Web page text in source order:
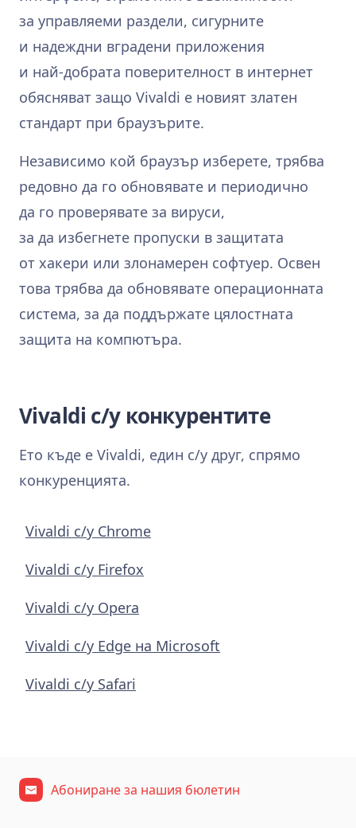
за управляеми раздели, сигурните
и надеждни вградени приложения
и най‑добрата поверителност в интернет
обясняват защо Vivaldi е новият златен
стандарт при браузърите.
Независимо кой браузър изберете, трябва
редовно да го обновявате и периодично
да го проверявате за вируси,
за да избегнете пропуски в защитата
от хакери или злонамерен софтуер. Освен
това трябва да обновявате операционната
система, за да поддържате цялостната
защита на компютъра.
Vivaldi с/у конкурентите
Ето къде е Vivaldi, един с/у друг, спрямо
конкуренцията.
Vivaldi с/у Chrome
Vivaldi с/у Firefox
Vivaldi с/у Opera
Vivaldi с/у Edge на Microsoft
Vivaldi с/у Safari
Абониране за нашия бюлетин